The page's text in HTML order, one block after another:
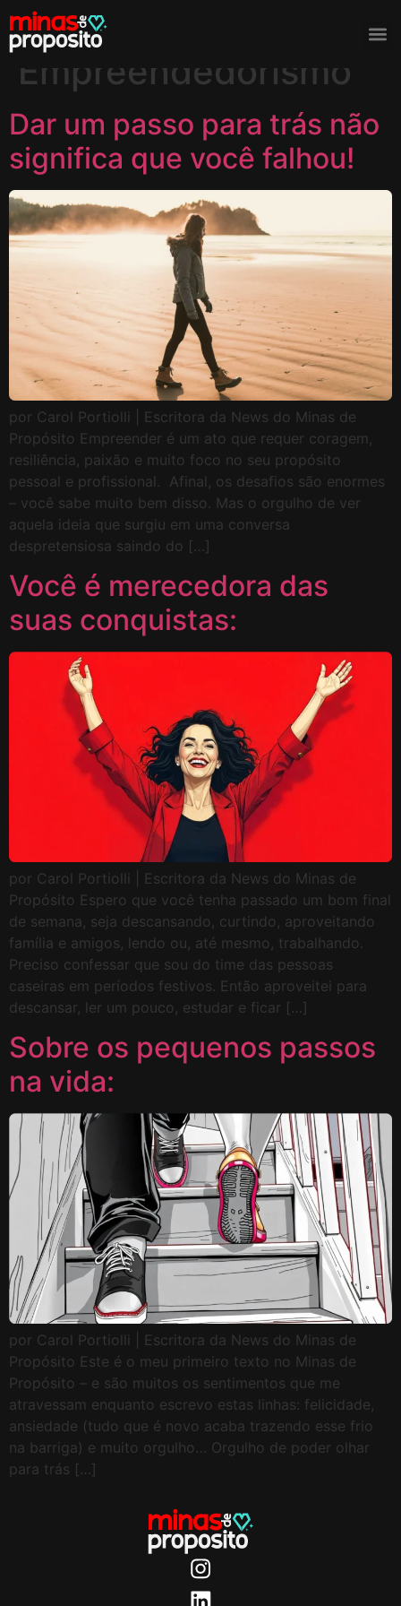
Tag:
Empreendedorismo
Dar um passo para trás não
significa que você falhou!
por Carol Portiolli | Escritora da News do Minas de
Propósito Empreender é um ato que requer coragem,
resiliência, paixão e muito foco no seu propósito
pessoal e profissional. Afinal, os desafios são enormes
– você sabe muito bem disso. Mas o orgulho de ver
aquela ideia que surgiu em uma conversa
despretensiosa saindo do […]
Você é merecedora das
suas conquistas:
por Carol Portiolli | Escritora da News do Minas de
Propósito Espero que você tenha passado um bom final
de semana, seja descansando, curtindo, aproveitando
família e amigos, lendo ou, até mesmo, trabalhando.
Preciso confessar que sou do time das pessoas
caseiras em períodos festivos. Então aproveitei para
descansar, ler um pouco, estudar e ficar […]
Sobre os pequenos passos
na vida:
por Carol Portiolli | Escritora da News do Minas de
Propósito Este é o meu primeiro texto no Minas de
Propósito – e são muitos os sentimentos que me
atravessam enquanto escrevo estas linhas: felicidade,
ansiedade (tudo que é novo acaba trazendo esse frio
na barriga) e muito orgulho… Orgulho de poder olhar
para trás […]